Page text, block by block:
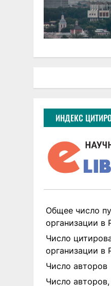
ИНДЕКС
Общее число
организации в
Число
организации в
Число авторов
Число